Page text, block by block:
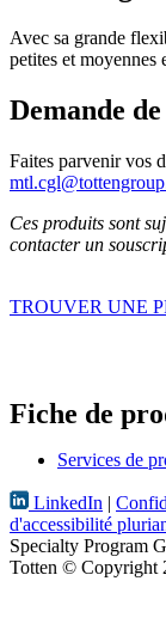
Avec sa grande
petites et moyennes
Demande
Faites parvenir vos
Ces produits sont
contacter un
TROUVER UNE
Fiche de
Services de
LinkedIn |
d'accessibilité
Specialty Program
Totten © Copyright